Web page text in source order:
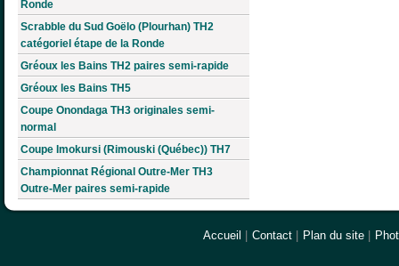
Ronde
Scrabble du Sud Goëlo (Plourhan) TH2
catégoriel étape de la Ronde
Gréoux les Bains TH2 paires semi-rapide
Gréoux les Bains TH5
Coupe Onondaga TH3 originales semi-
normal
Coupe Imokursi (Rimouski (Québec)) TH7
Championnat Régional Outre-Mer TH3
Outre-Mer paires semi-rapide
Accueil Contact Plan du site